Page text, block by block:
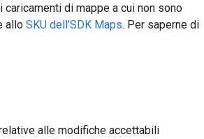
di mappe a cui non sono
allo SKU dell'SDK Maps. Per saperne di
alle modifiche accettabili